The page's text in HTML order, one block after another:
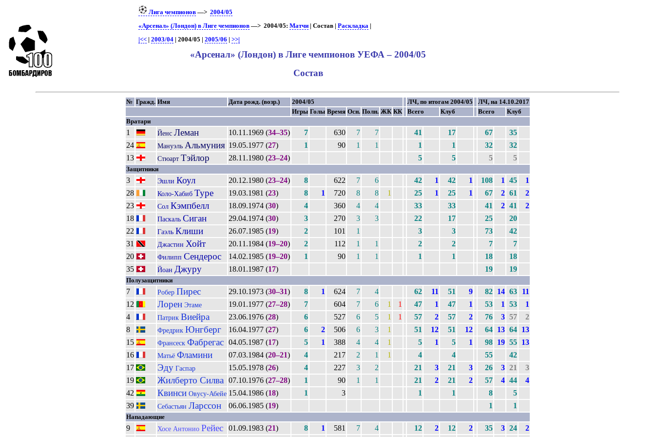
Лига чемпионов —> 2004/05
«Арсенал» (Лондон) в Лиге чемпионов —> 2004/05: Матчи | Состав | Раскладка |
|<< | 2003/04 | 2004/05 | 2005/06 | >>|
«Арсенал» (Лондон) в Лиге чемпионов УЕФА – 2004/05
Состав
№ Гражд. Имя Дата рожд. (возр.) 2004/05 ЛЧ, по итогам 2004/05
ЛЧ, на 14.10.2017
Игры Голы Время Осн. Полн. ЖК КК Всего Клуб Всего
Клуб
Вратари
1 Йенс Леман 10.11.1969 (34–35) 7 630 7 7 41 17 67
35
24
Мануэль Альмуния 19.05.1977 (27) 1 90 1 1 1 1 32
32
13
Стюарт Тэйлор 28.11.1980 (23–24) 5 5 5 5
Защитники
3 Эшли Коул 20.12.1980 (23–24) 8 622 7 6 42 1 42 1 108 1 45
1
28
Коло-Хабиб Туре 19.03.1981 (23) 8 1 720 8 8 1 25 1 25 1 67 2 61
2
23
Сол Кэмпбелл 18.09.1974 (30) 4 360 4 4 33 33 41 2 41
2
18
Паскаль Сиган 29.04.1974 (30) 3 270 3 3 22 17 25
20
22
Гаэль Клиши 26.07.1985 (19) 2 101 1 3 3 73
42
31
Джастин Хойт 20.11.1984 (19–20) 2 112 1 1 2 2 7
7
20
Филипп Сендерос 14.02.1985 (19–20) 1 90 1 1 1 1 18
18
35
Йоан Джуру 18.01.1987 (17) 19 19
Полузащитники
7 Робер Пирес 29.10.1973 (30–31) 8 1 624 7 4 62 11 51 9 82 14 63
11
12
ЛоренЭтаме 19.01.1977 (27–28) 7 604 7 6 1 1 47 1 47 1 53 1 53
1
4
Патрик Виейра 23.06.1976 (28) 6 527 6 5 1 1 57 2 57 2 76 3 57
2
8
Фредрик Юнгберг 16.04.1977 (27) 6 2 506 6 3 1 51 12 51 12 64 13 64
13
15
Франсеск Фабрегас 04.05.1987 (17) 5 1 388 4 4 1 5 1 5 1 98 19 55
13
16
Матьё Фламини 07.03.1984 (20–21) 4 217 2 1 1 4 4 55
42
17
ЭдуГаспар 15.05.1978 (26) 4 227 3 2 21 3 21 3 26 3 21
3
19
Жилберто Силва 07.10.1976 (27–28) 1 90 1 1 21 2 21 2 57 4 44
4
42
КвинсиОвусу-Абейе 15.04.1986 (18) 1 3 1 1 8
5
39
Себастьян Ларссон 06.06.1985 (19) 1 1
Нападающие
9 Хосе Антонио Рейес 01.09.1983 (21) 8 1 581 7 4 12 2 12 2 35 3 24
2